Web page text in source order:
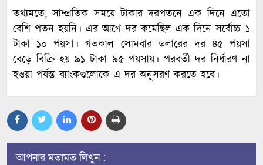
তথ্যমতে, সাম্প্রতিক সময়ে টাকার দরপতনে এক দিনে এতো
বেশি পতন হয়নি। এর আগে দর কমেছিল এক দিনে সর্বোচ্চ ১
টাকা ১০ পয়সা। গতকাল সোমবার ডলারের দর ৪৫ পয়সা
বেড়ে বিক্রি হয় ৯১ টাকা ৯৫ পয়সায়। পরবর্তী দর নির্ধারণ না
হওয়া পর্যন্ত ব্যাংকগুলোকে এ দর অনুসরণ করতে হবে।
আপনার মতামত লিখুন :